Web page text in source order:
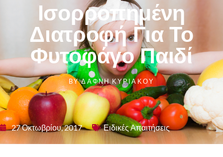
Ισορροπημένη
Διατροφή Για Το
Φυτοφάγο Παιδί
BYΔΆΦΝΗ ΚΥΡΙΆΚΟΥ
27 Οκτωβρίου, 2017 Ειδικές Απαιτήσεις